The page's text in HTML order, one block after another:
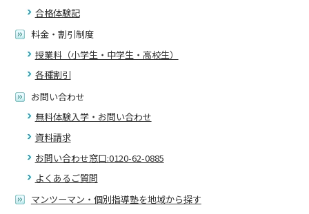
合格体験記
料金・割引制度
授業料（小学生・中学生・高校生）
各種割引
お問い合わせ
無料体験入学・お問い合わせ
資料請求
お問い合わせ窓口:0120-62-0885
よくあるご質問
マンツーマン・個別指導塾を地域から探す